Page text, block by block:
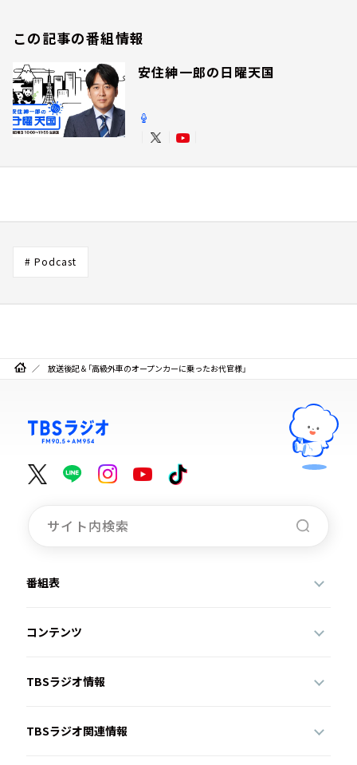
この記事の番組情報
安住紳一郎の日曜天国
# Podcast
放送後記＆「高級外車のオープンカーに乗ったお代官様」
番組表
コンテンツ
TBSラジオ情報
TBSラジオ関連情報